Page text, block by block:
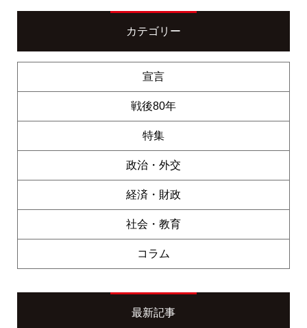
カテゴリー
宣言
戦後80年
特集
政治・外交
経済・財政
社会・教育
コラム
最新記事